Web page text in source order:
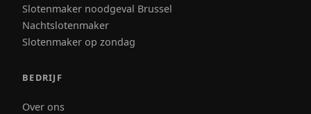
Slotenmaker noodgeval Brussel
Nachtslotenmaker
Slotenmaker op zondag
BEDRIJF
Over ons